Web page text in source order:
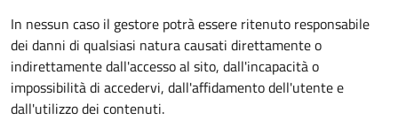
In nessun caso il gestore potrà essere ritenuto responsabile
dei danni di qualsiasi natura causati direttamente o
indirettamente dall'accesso al sito, dall'incapacità o
impossibilità di accedervi, dall'affidamento dell'utente e
dall'utilizzo dei contenuti.